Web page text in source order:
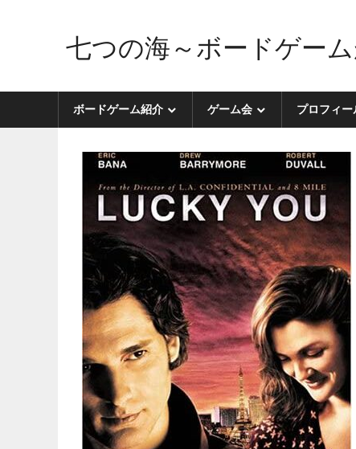
ツ
七つの海～ボードゲー
ド
で、
ボードゲーム紹介 ゲーム会 プロフィー